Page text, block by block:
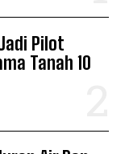
Pilot
Tanah 10